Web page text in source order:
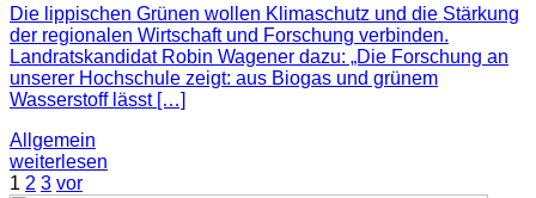
Die lippischen Grünen wollen Klimaschutz und die Stärkung
der regionalen Wirtschaft und Forschung verbinden.
Landratskandidat Robin Wagener dazu: „Die Forschung an
unserer Hochschule zeigt: aus Biogas und grünem
Wasserstoff lässt […]
Allgemein
weiterlesen
1 2 3 vor